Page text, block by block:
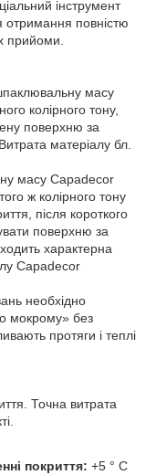
інструмент
отримання повністю
прийоми.
масу
колірного тону,
поверхню за
матеріалу бл.
масу Capadecor
ж колірного тону
після короткого
поверхню за
характерна
Capadecor
необхідно
мокрому» без
протяги і теплі
Точна витрата
покриття: +5 ° C